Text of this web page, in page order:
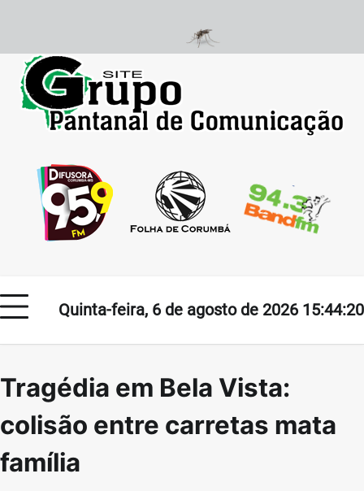
content
Quinta-feira, 6 de agosto de 2026 15:44:20
Tragédia em Bela Vista:
colisão entre carretas mata
família